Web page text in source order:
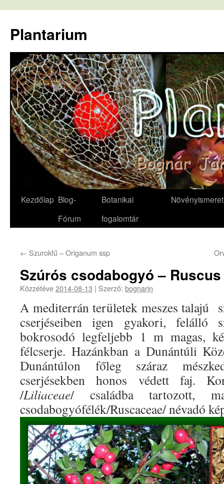
tartalomba
Plantarium
Kezdőlap Blog-
Fórum
Botanikai
fogalomtár
Növényismeret
← Szurokfű – Origanum ssp
Szúrós csodabogyó –
Közzétéve2014-08-13 | Szerző: bognarjn
A mediterrán területek meszes talajú
cserjéseiben igen gyakori, felálló
bokrosodó legfeljebb 1 m magas,
félcserje. Hazánkban a Dunántúli
Dunántúlon főleg száraz
cserjésekben honos védett faj.
/Liliaceae/ családba tartozott,
csodabogyófélék/Ruscaceae/ névadó